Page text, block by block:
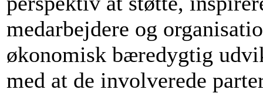
medarbejdere og
økonomisk bæredygtig
med at de involverede